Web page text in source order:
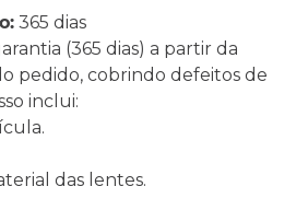
365 dias
(365 dias) a partir da
pedido, cobrindo defeitos de
inclui:
das lentes.